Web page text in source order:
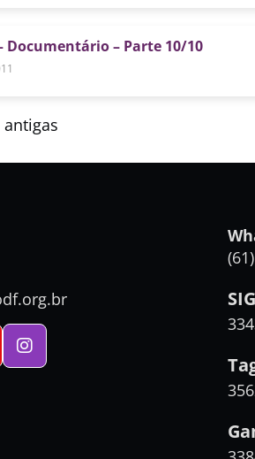
– Parte 10/10
SIG